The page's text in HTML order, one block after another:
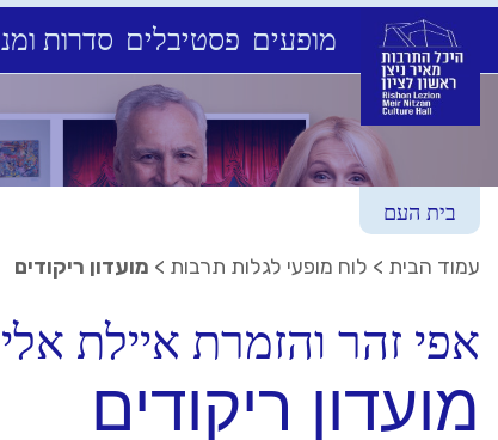
מופעים פסטיבלים סדרות
בית העם
עמוד הבית > לוח מופעי לגלות תרבות > מועדון ריקודים
אפי זהר והזמרת איילת
מועדון ריקודים